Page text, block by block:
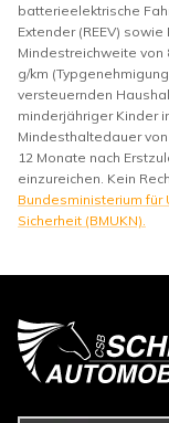
batterieelektrische
Extender (REEV)
Mindestreichweite von
g/km
versteuernden
minderjähriger Kinder
Mindesthaltedauer
12 Monate nach
einzureichen. Kein
Bundesministerium für
Sicherheit (BMUKN).